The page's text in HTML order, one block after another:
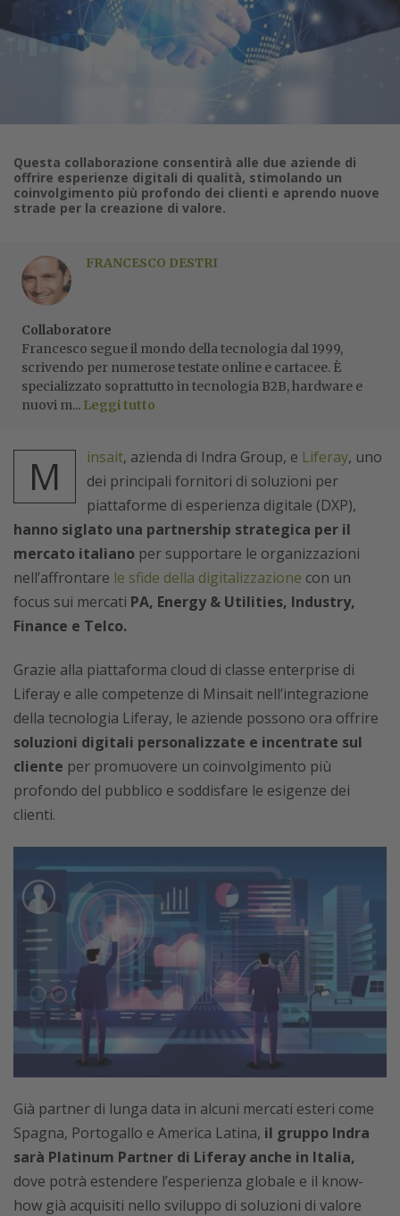
Questa collaborazione consentirà alle due aziende di
offrire esperienze digitali di qualità, stimolando un
coinvolgimento più profondo dei clienti e aprendo nuove
strade per la creazione di valore.
FRANCESCO DESTRI
Collaboratore
Francesco segue il mondo della tecnologia dal 1999,
scrivendo per numerose testate online e cartacee. È
specializzato soprattutto in tecnologia B2B, hardware e
nuovi m... Leggi tutto
M insait, azienda di Indra Group, e Liferay, uno
dei principali fornitori di soluzioni per
piattaforme di esperienza digitale (DXP),
hanno siglato una partnership strategica per il
mercato italiano per supportare le organizzazioni
nell’affrontare le sfide della digitalizzazione con un
focus sui mercati PA, Energy & Utilities, Industry,
Finance e Telco.
Grazie alla piattaforma cloud di classe enterprise di
Liferay e alle competenze di Minsait nell’integrazione
della tecnologia Liferay, le aziende possono ora offrire
soluzioni digitali personalizzate e incentrate sul
cliente per promuovere un coinvolgimento più
profondo del pubblico e soddisfare le esigenze dei
clienti.
Già partner di lunga data in alcuni mercati esteri come
Spagna, Portogallo e America Latina, il gruppo Indra
sarà Platinum Partner di Liferay anche in Italia,
dove potrà estendere l’esperienza globale e il know-
how già acquisiti nello sviluppo di soluzioni di valore